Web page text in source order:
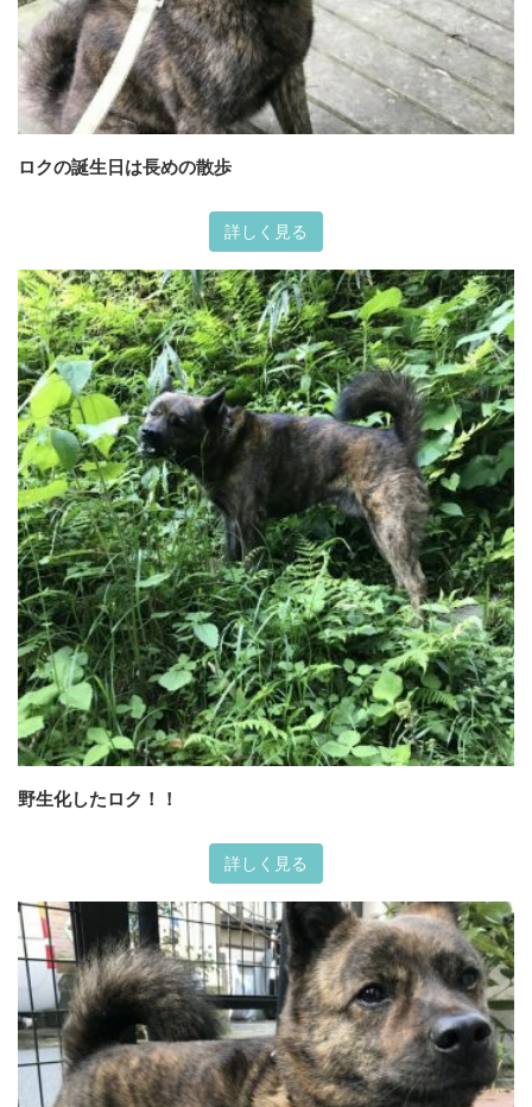
ロクの誕生日は長めの散歩
詳しく見る
野生化したロク！！
詳しく見る